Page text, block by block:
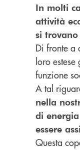
In molti
attività
si
Di fronte a
loro
funzione
A tal
nella
di
essere
Questa